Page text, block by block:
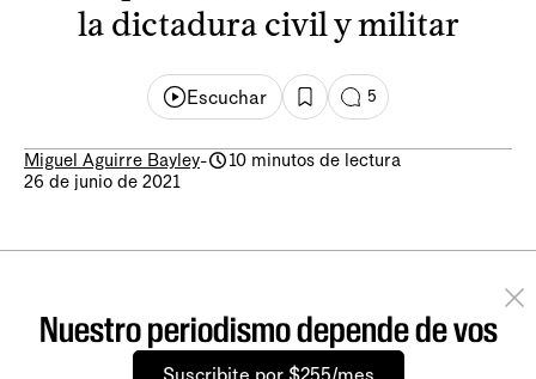
la dictadura civil y militar
Escuchar 5
Miguel Aguirre Bayley-
10 minutos de lectura
26 de junio de 2021
Nuestro periodismo depende de vos